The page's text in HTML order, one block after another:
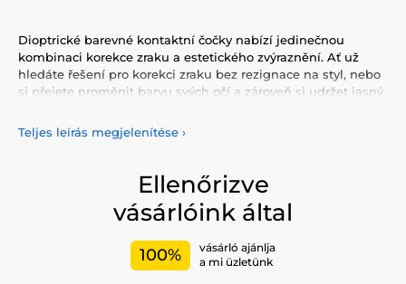
Dioptrické barevné kontaktní čočky nabízí jedinečnou
kombinaci korekce zraku a estetického zvýraznění. Ať už
hledáte řešení pro korekci zraku bez rezignace na styl, nebo
si přejete proměnit barvu svých očí a zároveň si udržet jasný
Proč si vybrat dioptrické barevné čočky?
účinek, který potřebujete, spolu s možností změny barvy,
kterou si přejete. To je dělá perfektními pro ty, kteří chtějí
využívat výhody kontaktních čoček a zároveň experimentovat
s různými barvami očí.
Typy dioptrických barevných čoček:
Teljes leírás megjelenítése ›
Ellenőrizve
vásárlóink által
100%
vásárló ajánlja
a mi üzletünk